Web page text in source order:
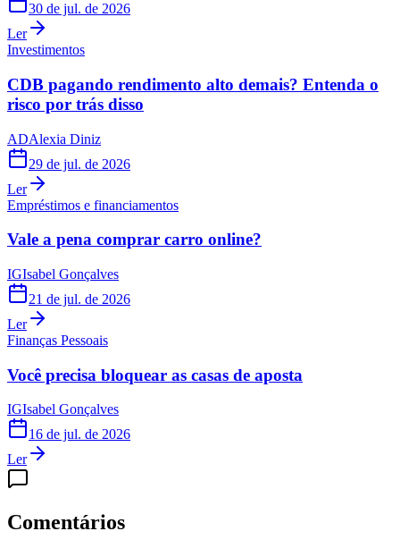
30 de jul. de 2026
Ler
Investimentos
CDB pagando rendimento alto demais? Entenda o
risco por trás disso
ADAlexia Diniz
29 de jul. de 2026
Ler
Empréstimos e financiamentos
Vale a pena comprar carro online?
IGIsabel Gonçalves
21 de jul. de 2026
Ler
Finanças Pessoais
Você precisa bloquear as casas de aposta
IGIsabel Gonçalves
16 de jul. de 2026
Ler
Comentários